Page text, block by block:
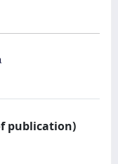
publication)